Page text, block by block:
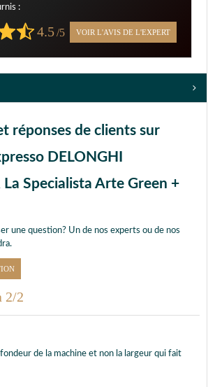
:
4.5/5 VOIR L'AVIS DE L'EXPERT
réponses de clients sur
DELONGHI
La Specialista Arte Green +
une question? Un de nos experts ou de nos
2/2
de la machine et non la largeur qui fait